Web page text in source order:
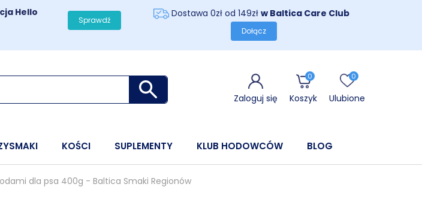
Hello
Sprawdź
Dostawa 0zł od 149zł w Baltica Care Club
Dołącz
Zaloguj się
0
Koszyk
0
Ulubione
KOŚCI SUPLEMENTY KLUB HODOWCÓW BLOG
dla psa 400g - Baltica Smaki Regionów